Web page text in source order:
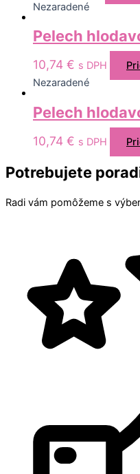
Nezaradené
Pelech
10,74 € s DPH
Nezaradené
Pelech
10,74 € s DPH
Potrebujete
Radi vám pomôžeme s